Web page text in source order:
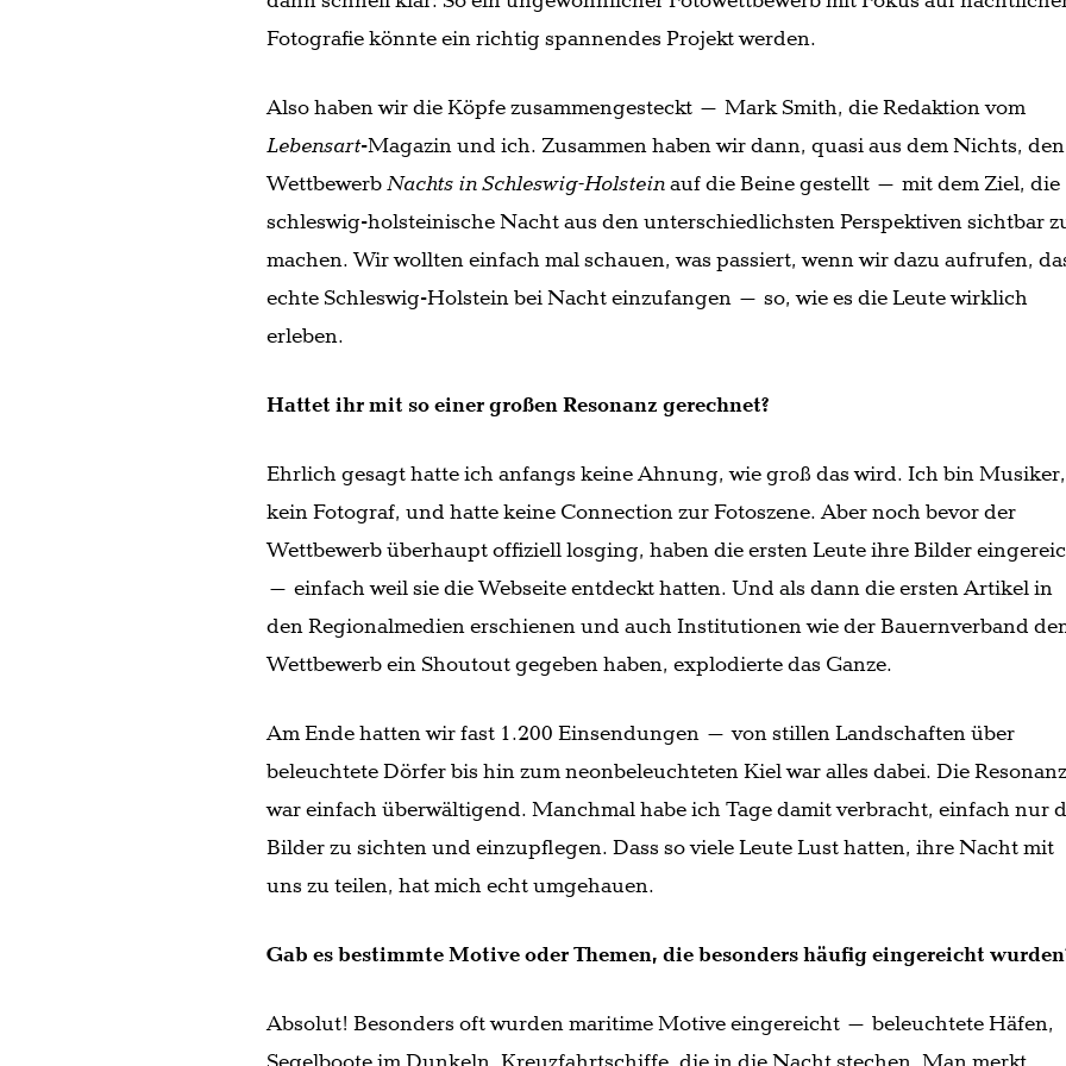
Fotografie könnte ein richtig spannendes Projekt werden.
Also haben wir die Köpfe zusammengesteckt – Mark Smith, die Redaktion vom
Lebensart-Magazin und ich. Zusammen haben wir dann, quasi aus dem Nichts, den
WettbewerbNachts in Schleswig-Holsteinauf die Beine gestellt – mit dem Ziel, die
schleswig-holsteinische Nacht aus den unterschiedlichsten Perspektiven sichtbar
machen. Wir wollten einfach mal schauen, was passiert, wenn wir dazu aufrufen,
echte Schleswig-Holstein bei Nacht einzufangen – so, wie es die Leute wirklich
erleben.
Hattet ihr mit so einer großen Resonanz gerechnet?
Ehrlich gesagt hatte ich anfangs keine Ahnung, wie groß das wird. Ich bin Musiker,
kein Fotograf, und hatte keine Connection zur Fotoszene. Aber noch bevor der
Wettbewerb überhaupt offiziell losging, haben die ersten Leute ihre Bilder
– einfach weil sie die Webseite entdeckt hatten. Und als dann die ersten Artikel in
den Regionalmedien erschienen und auch Institutionen wie der Bauernverband
Wettbewerb ein Shoutout gegeben haben, explodierte das Ganze.
Am Ende hatten wir fast 1.200 Einsendungen – von stillen Landschaften über
beleuchtete Dörfer bis hin zum neonbeleuchteten Kiel war alles dabei. Die Resonanz
war einfach überwältigend. Manchmal habe ich Tage damit verbracht, einfach nur
Bilder zu sichten und einzupflegen. Dass so viele Leute Lust hatten, ihre Nacht mit
uns zu teilen, hat mich echt umgehauen.
Gab es bestimmte Motive oder Themen, die besonders häufig eingereicht
Absolut! Besonders oft wurden maritime Motive eingereicht – beleuchtete Häfen,